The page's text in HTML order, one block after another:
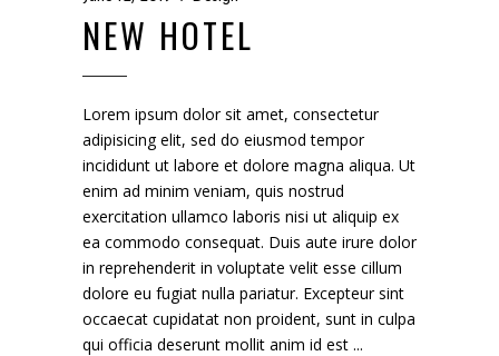
NEW HOTEL
Lorem ipsum dolor sit amet, consectetur
adipisicing elit, sed do eiusmod tempor
incididunt ut labore et dolore magna aliqua. Ut
enim ad minim veniam, quis nostrud
exercitation ullamco laboris nisi ut aliquip ex
ea commodo consequat. Duis aute irure dolor
in reprehenderit in voluptate velit esse cillum
dolore eu fugiat nulla pariatur. Excepteur sint
occaecat cupidatat non proident, sunt in culpa
qui officia deserunt mollit anim id est